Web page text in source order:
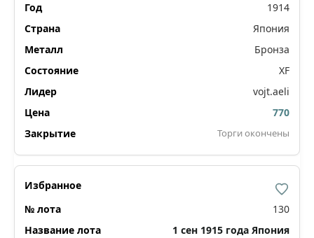
1914
Япония
Бронза
XF
vojt.aeli
770
Торги окончены
130
1 сен 1915 года Япония